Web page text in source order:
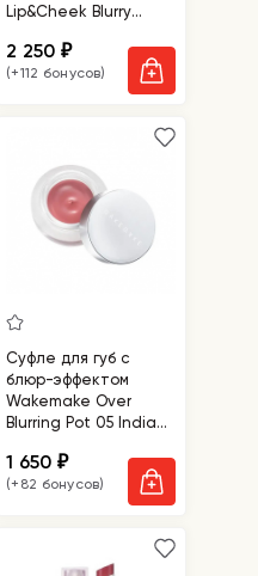
Lip&Cheek Blurry
2 250₽
(+112 бонусов)
Суфле для губ с
блюр-эффектом
Wakemake Over
Blurring Pot 05 India
1 650₽
(+82 бонусов)